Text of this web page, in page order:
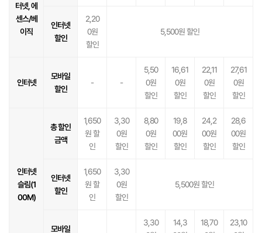
터넷, 에
센스/베
이직
인터넷
할인
2,20
0원
할인
5,500원 할인
인터넷
모바일
할인
- -
5,50
0원
할인
16,61
0원
할인
22,11
0원
할인
27,61
0원
할인
인터넷
슬림(1
00M)
총 할인
금액
1,650
원 할
인
3,30
0원
할인
8,80
0원
할인
19,8
00원
할인
24,2
00원
할인
28,6
00원
할인
인터넷
할인
1,650
원 할
인
3,30
0원
할인
5,500원 할인
모바일
3,30
14,3
18,70
23,10